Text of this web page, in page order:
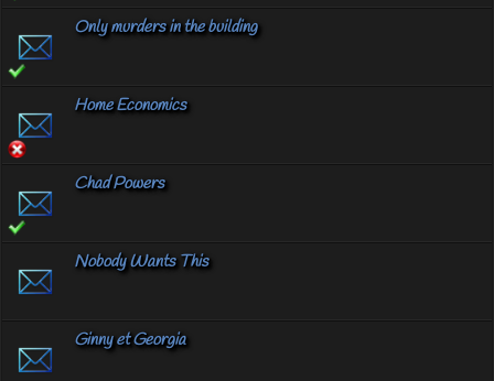
Only murders in the building
Home Economics
Chad Powers
Nobody Wants This
Ginny et Georgia